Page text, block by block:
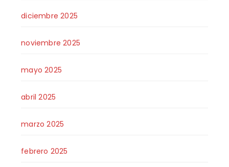
diciembre 2025
noviembre 2025
mayo 2025
abril 2025
marzo 2025
febrero 2025